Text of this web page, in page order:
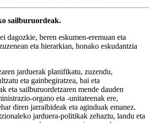
sailburuordeak.
dagozkie, beren eskumen-eremuan eta
eta hierarkian, honako eskudantzia
jarduerak planifikatu, zuzendu,
eta gainbegiratzea, bai eta
eta sailburuordetzaren mende dauden
organo eta -unitateenak ere,
diren jarraibideak eta aginduak emanez.
jarduera-politikak zehaztu, landu eta